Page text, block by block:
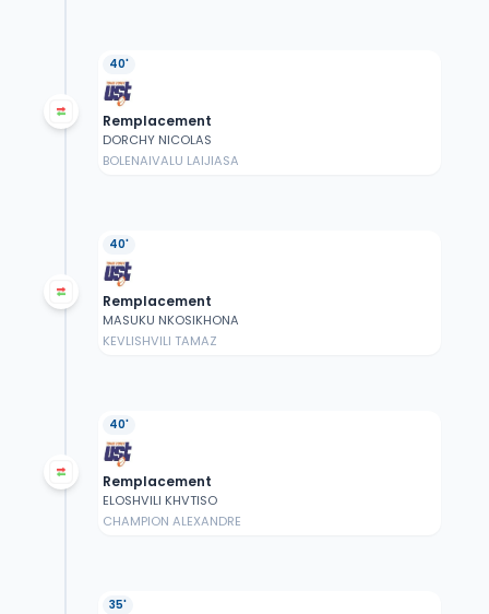
40'
Remplacement
DORCHY NICOLAS
BOLENAIVALU LAIJIASA
40'
Remplacement
MASUKU NKOSIKHONA
KEVLISHVILI TAMAZ
40'
Remplacement
ELOSHVILI KHVTISO
CHAMPION ALEXANDRE
35'